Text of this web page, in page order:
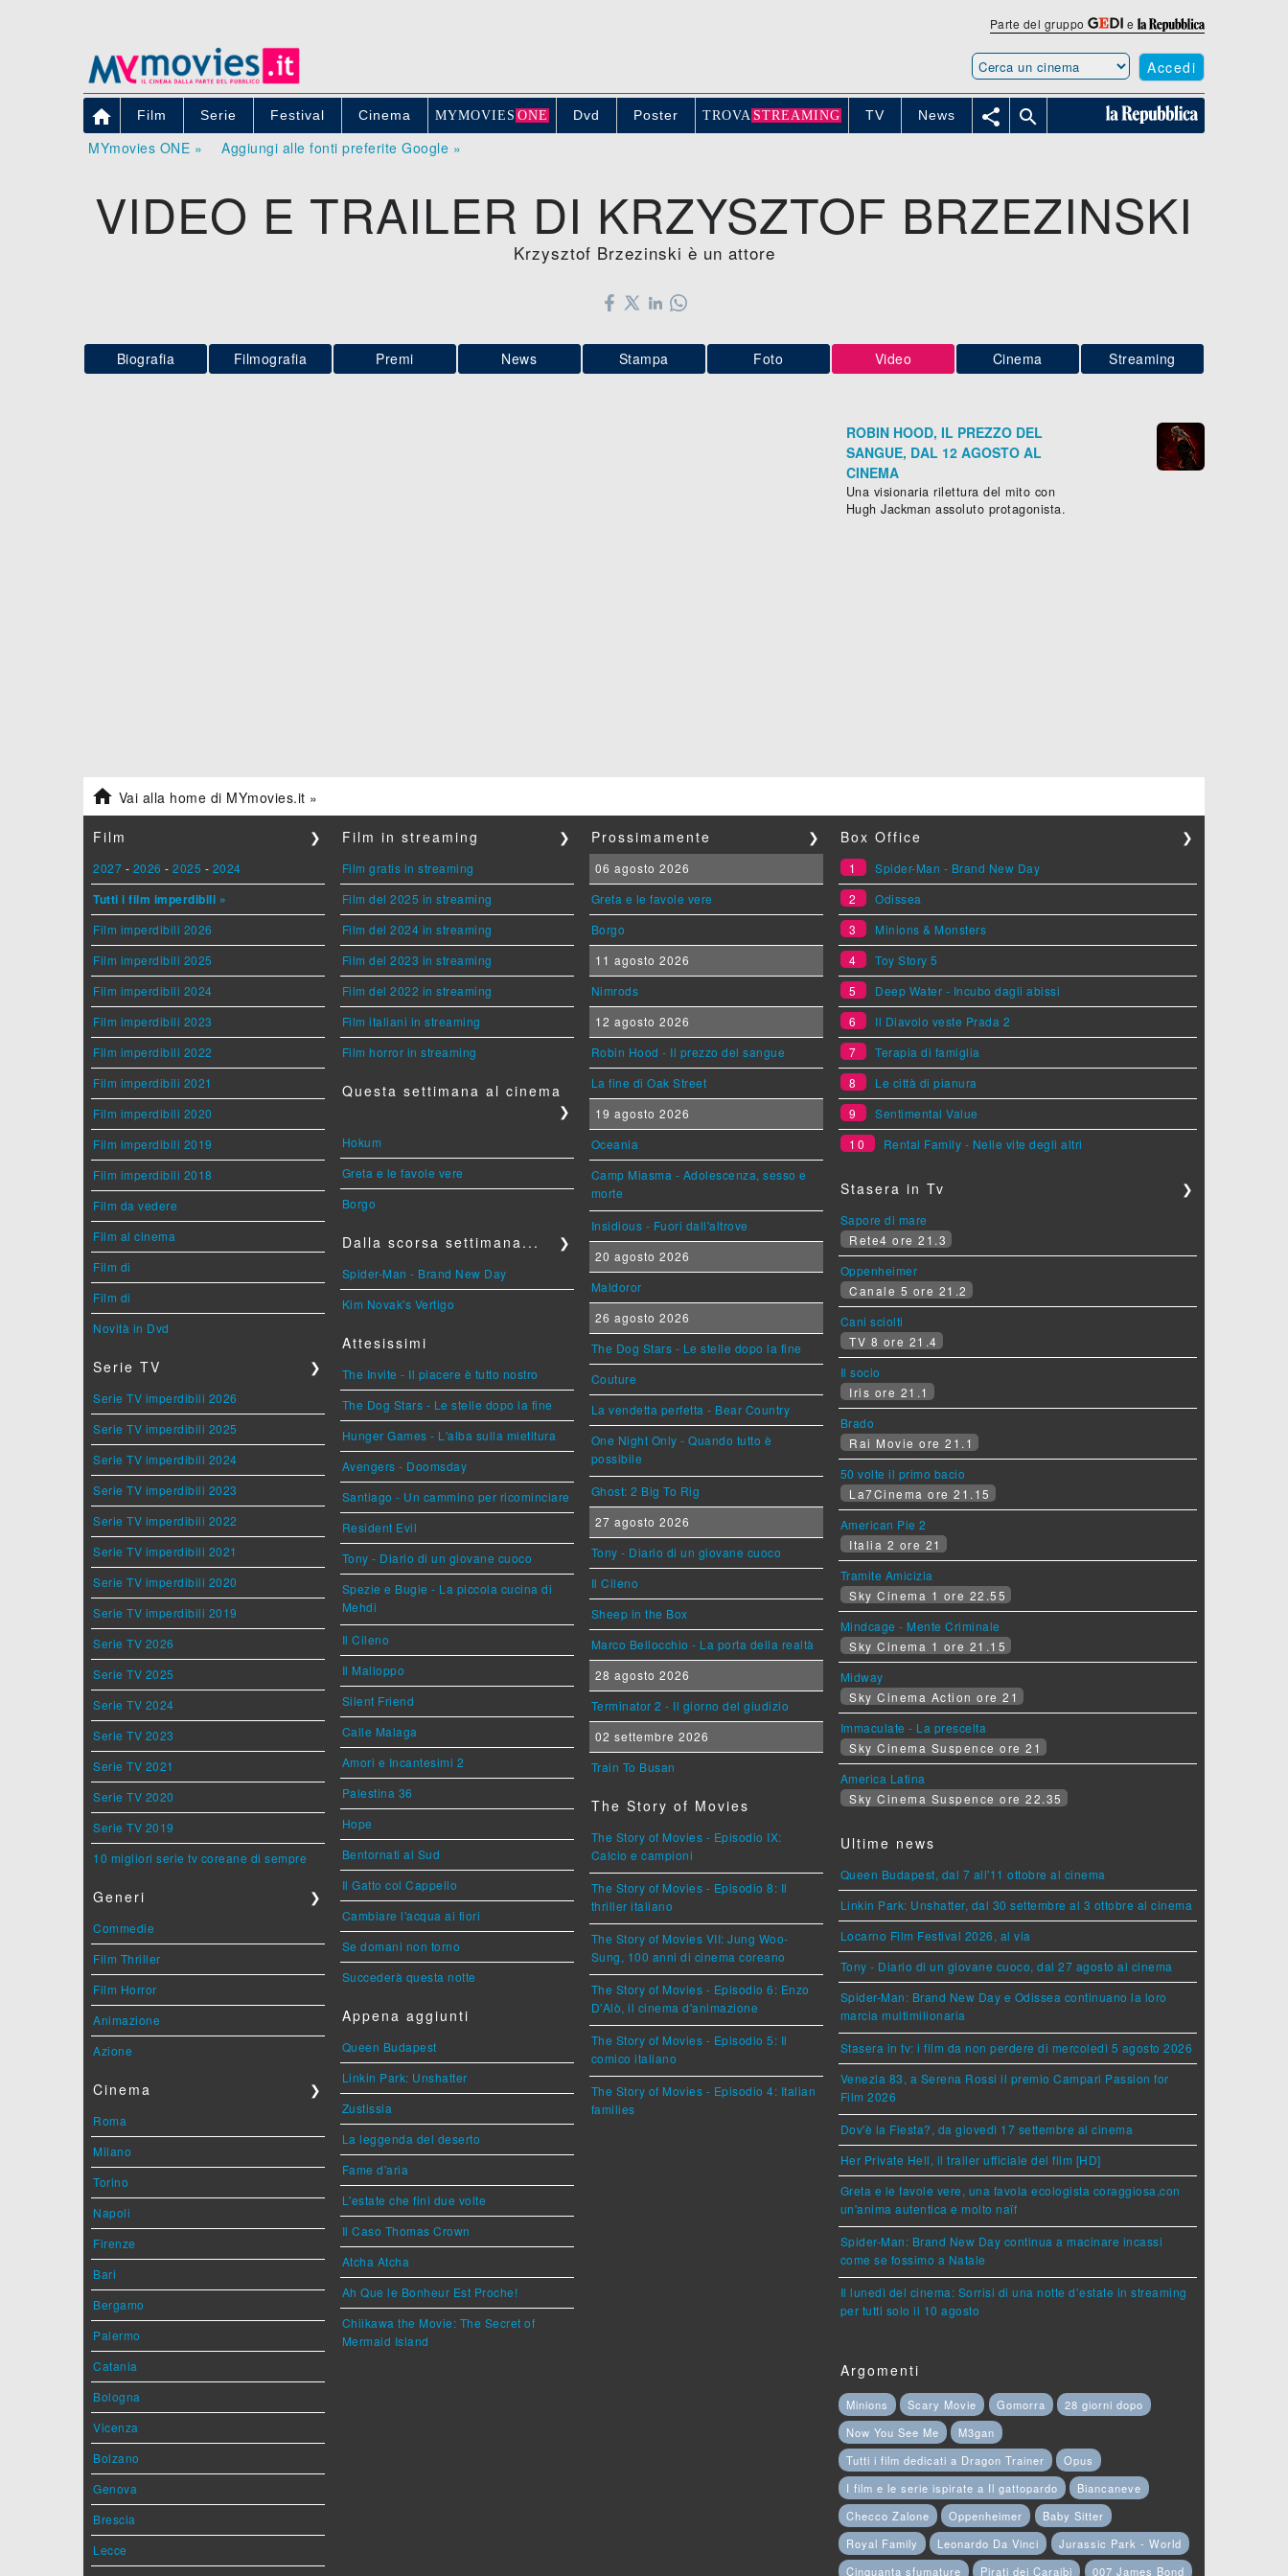
Parte del gruppo e
Accedi
 Film Serie Festival Cinema MYMOVIE S ONE Dvd Poster TROVA STREAMING TV News  
MYmovies ONE » Aggiungi alle fonti preferite Google »
VIDEO E TRAILER DI KRZYSZTOF BRZEZINSKI
Krzysztof Brzezinski è un attore
Biografia Filmografia Premi News Stampa Foto Video Cinema Streaming
ROBIN HOOD, IL PREZZO DEL
SANGUE, DAL 12 AGOSTO AL
CINEMA
Una visionaria rilettura del mito con
Hugh Jackman assoluto protagonista.
 Vai alla home di MYmovies.it »
Film ❯
2027 - 2026 - 2025 - 2024
Tutti i film imperdibili »
Film imperdibili 2026
Film imperdibili 2025
Film imperdibili 2024
Film imperdibili 2023
Film imperdibili 2022
Film imperdibili 2021
Film imperdibili 2020
Film imperdibili 2019
Film imperdibili 2018
Film da vedere
Film al cinema
Film di
Film di
Novità in Dvd
Serie TV ❯
Serie TV imperdibili 2026
Serie TV imperdibili 2025
Serie TV imperdibili 2024
Serie TV imperdibili 2023
Serie TV imperdibili 2022
Serie TV imperdibili 2021
Serie TV imperdibili 2020
Serie TV imperdibili 2019
Serie TV 2026
Serie TV 2025
Serie TV 2024
Serie TV 2023
Serie TV 2021
Serie TV 2020
Serie TV 2019
10 migliori serie tv coreane di sempre
Generi ❯
Commedie
Film Thriller
Film Horror
Animazione
Azione
Cinema ❯
Roma
Milano
Torino
Napoli
Firenze
Bari
Bergamo
Palermo
Catania
Bologna
Vicenza
Bolzano
Genova
Brescia
Lecce
Film in streaming ❯
Film gratis in streaming
Film del 2025 in streaming
Film del 2024 in streaming
Film del 2023 in streaming
Film del 2022 in streaming
Film italiani in streaming
Film horror in streaming
Questa settimana al cinema
❯
Hokum
Greta e le favole vere
Borgo
Dalla scorsa settimana... ❯
Spider-Man - Brand New Day
Kim Novak's Vertigo
Attesissimi
The Invite - Il piacere è tutto nostro
The Dog Stars - Le stelle dopo la fine
Hunger Games - L'alba sulla mietitura
Avengers - Doomsday
Santiago - Un cammino per ricominciare
Resident Evil
Tony - Diario di un giovane cuoco
Spezie e Bugie - La piccola cucina di
Mehdi
Il Cileno
Il Malloppo
Silent Friend
Calle Malaga
Amori e Incantesimi 2
Palestina 36
Hope
Bentornati al Sud
Il Gatto col Cappello
Cambiare l'acqua ai fiori
Se domani non torno
Succederà questa notte
Appena aggiunti
Queen Budapest
Linkin Park: Unshatter
Zustissia
La leggenda del deserto
Fame d'aria
L'estate che finì due volte
Il Caso Thomas Crown
Atcha Atcha
Ah Que le Bonheur Est Proche!
Chiikawa the Movie: The Secret of
Mermaid Island
Prossimamente ❯
06 agosto 2026
Greta e le favole vere
Borgo
11 agosto 2026
Nimrods
12 agosto 2026
Robin Hood - Il prezzo del sangue
La fine di Oak Street
19 agosto 2026
Oceania
Camp Miasma - Adolescenza, sesso e
morte
Insidious - Fuori dall'altrove
20 agosto 2026
Maldoror
26 agosto 2026
The Dog Stars - Le stelle dopo la fine
Couture
La vendetta perfetta - Bear Country
One Night Only - Quando tutto è
possibile
Ghost: 2 Big To Rig
27 agosto 2026
Tony - Diario di un giovane cuoco
Il Cileno
Sheep in the Box
Marco Bellocchio - La porta della realtà
28 agosto 2026
Terminator 2 - Il giorno del giudizio
02 settembre 2026
Train To Busan
The Story of Movies
The Story of Movies - Episodio IX:
Calcio e campioni
The Story of Movies - Episodio 8: Il
thriller italiano
The Story of Movies VII: Jung Woo-
Sung, 100 anni di cinema coreano
The Story of Movies - Episodio 6: Enzo
D'Alò, il cinema d'animazione
The Story of Movies - Episodio 5: Il
comico italiano
The Story of Movies - Episodio 4: Italian
families
Box Office ❯
1
Spider-Man - Brand New Day
2
Odissea
3
Minions & Monsters
4
Toy Story 5
5
Deep Water - Incubo dagli abissi
6
Il Diavolo veste Prada 2
7
Terapia di famiglia
8
Le città di pianura
9
Sentimental Value
10
Rental Family - Nelle vite degli altri
Stasera in Tv ❯
Sapore di mare
Rete4 ore 21.3
Oppenheimer
Canale 5 ore 21.2
Cani sciolti
TV 8 ore 21.4
Il socio
Iris ore 21.1
Brado
Rai Movie ore 21.1
50 volte il primo bacio
La7Cinema ore 21.15
American Pie 2
Italia 2 ore 21
Tramite Amicizia
Sky Cinema 1 ore 22.55
Mindcage - Mente Criminale
Sky Cinema 1 ore 21.15
Midway
Sky Cinema Action ore 21
Immaculate - La prescelta
Sky Cinema Suspence ore 21
America Latina
Sky Cinema Suspence ore 22.35
Ultime news
Queen Budapest, dal 7 all'11 ottobre al cinema
Linkin Park: Unshatter, dal 30 settembre al 3 ottobre al cinema
Locarno Film Festival 2026, al via
Tony - Diario di un giovane cuoco, dal 27 agosto al cinema
Spider-Man: Brand New Day e Odissea continuano la loro
marcia multimilionaria
Stasera in tv: i film da non perdere di mercoledì 5 agosto 2026
Venezia 83, a Serena Rossi il premio Campari Passion for
Film 2026
Dov'è la Fiesta?, da giovedì 17 settembre al cinema
Her Private Hell, il trailer ufficiale del film [HD]
Greta e le favole vere, una favola ecologista coraggiosa,con
un'anima autentica e molto naïf
Spider-Man: Brand New Day continua a macinare incassi
come se fossimo a Natale
Il lunedì del cinema: Sorrisi di una notte d’estate in streaming
per tutti solo il 10 agosto
Argomenti
Minions Scary Movie Gomorra
28 giorni dopo
Now You See Me
M3gan
Tutti i film dedicati a Dragon Trainer
Opus
I film e le serie ispirate a Il gattopardo
Biancaneve
Checco Zalone
Oppenheimer
Baby Sitter
Royal Family
Leonardo Da Vinci
Jurassic Park - World
Cinquanta sfumature
Pirati dei Caraibi 007 James Bond